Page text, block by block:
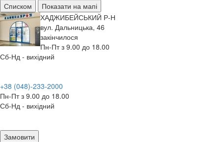
Списком
Показати на мапі
ХАДЖИБЕЙСЬКИЙ Р-Н
вул. Дальницька, 46
закінчилося
Пн-Пт з 9.00 до 18.00
Сб-Нд - вихідний
+38 (048)-233-2000
Пн-Пт з 9.00 до 18.00
Сб-Нд - вихідний
Замовити